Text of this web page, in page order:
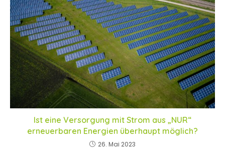
Ist eine Versorgung mit Strom aus „NUR“
erneuerbaren Energien überhaupt möglich?
26. Mai 2023